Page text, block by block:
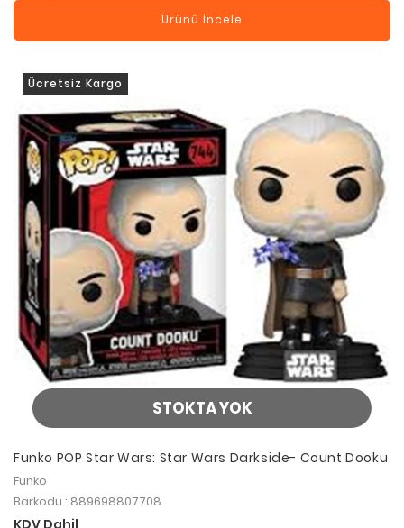
Ürünü İncele
STOKTA YOK
Ücretsiz Kargo
Funko POP Star Wars: Star Wars Darkside- Count Dooku
Funko
Barkodu : 889698807708
KDV Dahil